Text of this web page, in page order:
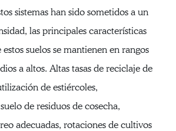
sistemas han sido sometidos a un
las principales características
suelos se mantienen en rangos
a altos. Altas tasas de reciclaje de
de estiércoles,
de residuos de cosecha,
adecuadas, rotaciones de cultivos